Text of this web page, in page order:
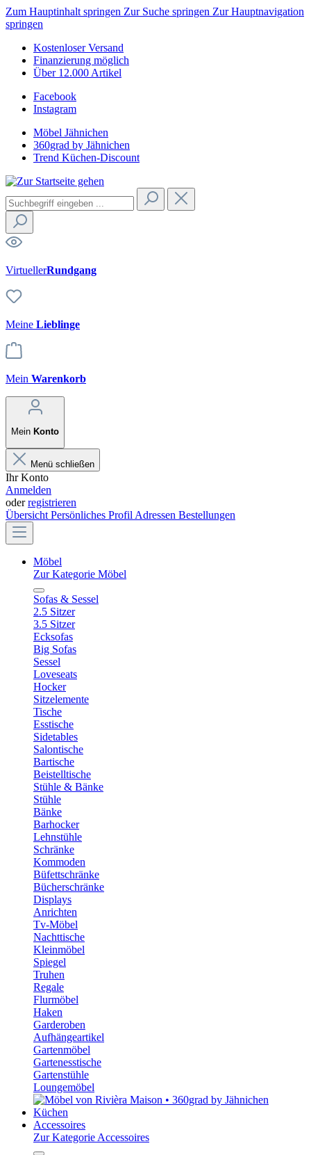
Zum Hauptinhalt springen Zur Suche springen Zur Hauptnavigation
springen
Kostenloser Versand
Finanzierung möglich
Über 12.000 Artikel
Facebook
Instagram
Möbel Jähnichen
360grad by Jähnichen
Trend Küchen-Discount
VirtuellerRundgang
Meine Lieblinge
Mein Warenkorb
Mein Konto
Menü schließen
Ihr Konto
Anmelden
oderregistrieren
Übersicht Persönliches Profil Adressen Bestellungen
Möbel
Zur Kategorie Möbel
Sofas & Sessel
2.5 Sitzer
3.5 Sitzer
Ecksofas
Big Sofas
Sessel
Loveseats
Hocker
Sitzelemente
Tische
Esstische
Sidetables
Salontische
Bartische
Beistelltische
Stühle & Bänke
Stühle
Bänke
Barhocker
Lehnstühle
Schränke
Kommoden
Büfettschränke
Bücherschränke
Displays
Anrichten
Tv-Möbel
Nachttische
Kleinmöbel
Spiegel
Truhen
Regale
Flurmöbel
Haken
Garderoben
Aufhängeartikel
Gartenmöbel
Gartenesstische
Gartenstühle
Loungemöbel
Küchen
Accessoires
Zur Kategorie Accessoires